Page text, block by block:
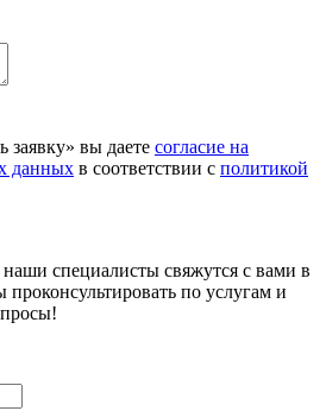
вы даете согласие на
данных в соответствии с политикой
специалисты свяжутся с вами в
по услугам и